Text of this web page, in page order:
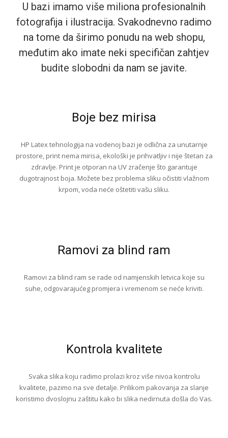
U bazi imamo više miliona profesionalnih
fotografija i ilustracija. Svakodnevno radimo
na tome da širimo ponudu na web shopu,
međutim ako imate neki specifičan zahtjev
budite slobodni da nam se javite.
Boje bez mirisa
HP Latex tehnologija na vodenoj bazi je odlična za unutarnje
prostore, print nema mirisa, ekološki je prihvatljiv i nije štetan za
zdravlje. Print je otporan na UV zračenje što garantuje
dugotrajnost boja. Možete bez problema sliku očistiti vlažnom
krpom, voda neće oštetiti vašu sliku.
Ramovi za blind ram
Ramovi za blind ram se rade od namjenskih letvica koje su
suhe, odgovarajućeg promjera i vremenom se neće kriviti.
Kontrola kvalitete
Svaka slika koju radimo prolazi kroz više nivoa kontrolu
kvalitete, pazimo na sve detalje. Prilikom pakovanja za slanje
koristimo dvoslojnu zaštitu kako bi slika nedirnuta došla do Vas.